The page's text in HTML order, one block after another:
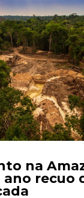
na
recuo